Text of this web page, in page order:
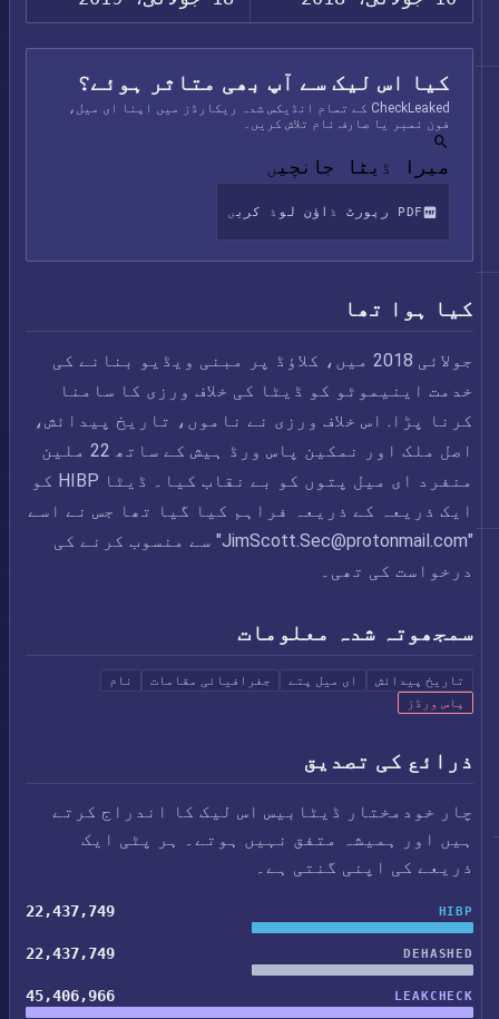
کیا اس لیک سے آپ بھی متاثر ہوئے؟
CheckLeaked کے تمام انڈیکس شدہ ریکارڈز میں اپنا ای میل،
فون نمبر یا صارف نام تلاش کریں۔
میرا ڈیٹا جانچیں
PDF رپورٹ ڈاؤن لوڈ کریں
کیا ہوا تھا
جولائی 2018 میں، کلاؤڈ پر مبنی ویڈیو بنانے کی
خدمت اینیموٹو کو ڈیٹا کی خلاف ورزی کا سامنا
کرنا پڑا. اس خلاف ورزی نے ناموں، تاریخ پیدائش،
اصل ملک اور نمکین پاس ورڈ ہیش کے ساتھ 22 ملین
منفرد ای میل پتوں کو بے نقاب کیا۔ ڈیٹا HIBP کو
ایک ذریعہ کے ذریعہ فراہم کیا گیا تھا جس نے اسے
JimScott.Sec@protonmail.com" سے منسوب کرنے کی
درخواست کی تھی۔
سمجھوتہ شدہ معلومات
تاریخ پیدائش ای میل پتے جغرافیائی مقامات
نام
پاس ورڈز
ذرائع کی تصدیق
چار خودمختار ڈیٹابیس اس لیک کا اندراج کرتے
ہیں اور ہمیشہ متفق نہیں ہوتے۔ ہر پٹی ایک
ذریعے کی اپنی گنتی ہے۔
HIBP
22,437,749
DEHASHED
22,437,749
LEAKCHECK
45,406,966